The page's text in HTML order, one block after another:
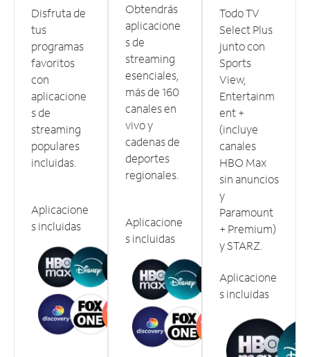
Disfruta de
tus
programas
favoritos
con
aplicacione
s de
streaming
populares
incluidas.
Aplicacione
s incluidas
Obtendrás
aplicacione
s de
streaming
esenciales,
más de 160
canales en
vivo y
cadenas de
deportes
regionales.
Aplicacione
s incluidas
Todo TV
Select Plus
junto con
Sports
View,
Entertainm
ent +
(incluye
canales
HBO Max
sin anuncios
y
Paramount
+ Premium)
y STARZ.
Aplicacione
s incluidas